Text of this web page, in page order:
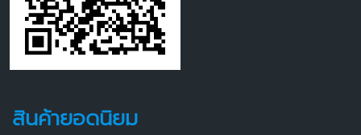
สินค้ายอดนิยม